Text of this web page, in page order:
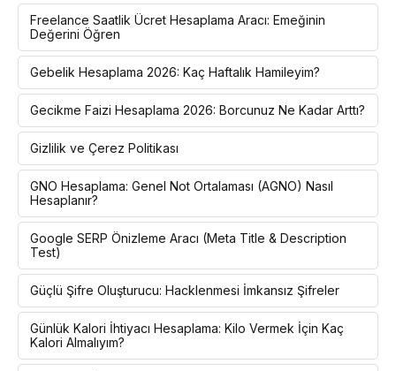
Freelance Saatlik Ücret Hesaplama Aracı: Emeğinin
Değerini Öğren
Gebelik Hesaplama 2026: Kaç Haftalık Hamileyim?
Gecikme Faizi Hesaplama 2026: Borcunuz Ne Kadar Arttı?
Gizlilik ve Çerez Politikası
GNO Hesaplama: Genel Not Ortalaması (AGNO) Nasıl
Hesaplanır?
Google SERP Önizleme Aracı (Meta Title & Description
Test)
Güçlü Şifre Oluşturucu: Hacklenmesi İmkansız Şifreler
Günlük Kalori İhtiyacı Hesaplama: Kilo Vermek İçin Kaç
Kalori Almalıyım?